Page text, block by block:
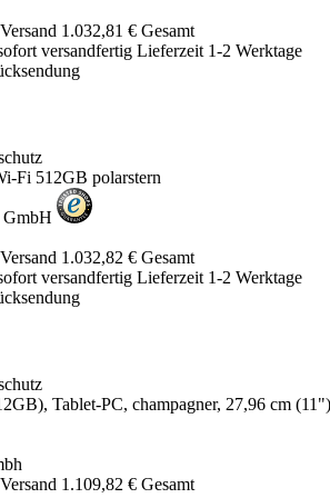
1.032,81 € Gesamt
versandfertig Lieferzeit 1-2 Werktage
Fi 512GB polarstern
1.032,82 € Gesamt
versandfertig Lieferzeit 1-2 Werktage
Tablet-PC, champagner, 27,96 cm
1.109,82 € Gesamt